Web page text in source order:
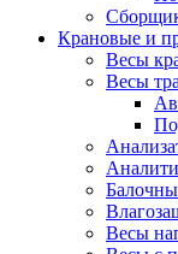
Крановые и
Весы
Весы
Весы